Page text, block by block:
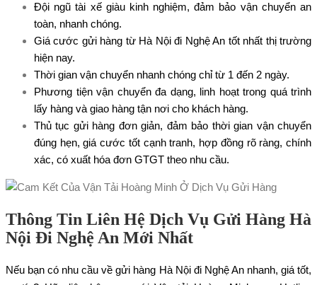
Đội ngũ tài xế giàu kinh nghiệm, đảm bảo vận chuyển an
toàn, nhanh chóng.
Giá cước gửi hàng từ Hà Nội đi Nghệ An tốt nhất thị trường
hiện nay.
Thời gian vận chuyển nhanh chóng chỉ từ 1 đến 2 ngày.
Phương tiện vận chuyển đa dạng, linh hoạt trong quá trình
lấy hàng và giao hàng tận nơi cho khách hàng.
Thủ tục gửi hàng đơn giản, đảm bảo thời gian vận chuyển
đúng hẹn, giá cước tốt cạnh tranh, hợp đồng rõ ràng, chính
xác, có xuất hóa đơn GTGT theo nhu cầu.
Thông Tin Liên Hệ Dịch Vụ Gửi Hàng Hà
Nội Đi Nghệ An Mới Nhất
Nếu bạn có nhu cầu về gửi hàng Hà Nội đi Nghệ An nhanh, giá tốt,